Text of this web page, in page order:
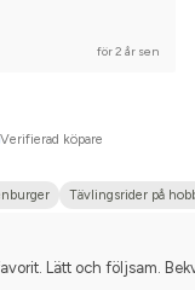
för 2 år sen
Verifierad köpare
Tävlingsrider på
Lätt och följsam.